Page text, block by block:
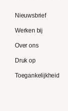
Lavazza
Berliner
Speicherstadt
Supremo
Moccamaster
Nieuwsbrief
Werken bij
Over ons
Druk op
Toegankelijkheid